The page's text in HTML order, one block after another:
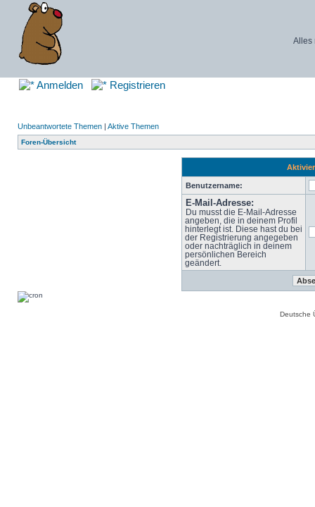
Alles
Anmelden Registrieren
Unbeantwortete Themen | Aktive Themen
Foren-Übersicht
Benutzername:
E-Mail-Adresse:
Du musst die E-Mail-Adresse
angeben, die in deinem Profil
hinterlegt ist. Diese hast du bei
der Registrierung angegeben
oder nachträglich in deinem
persönlichen Bereich
geändert.
Deutsche